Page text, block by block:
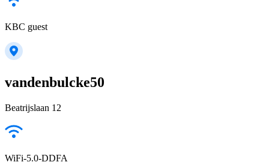
KBC guest
vandenbulcke50
Beatrijslaan 12
WiFi-5.0-DDFA